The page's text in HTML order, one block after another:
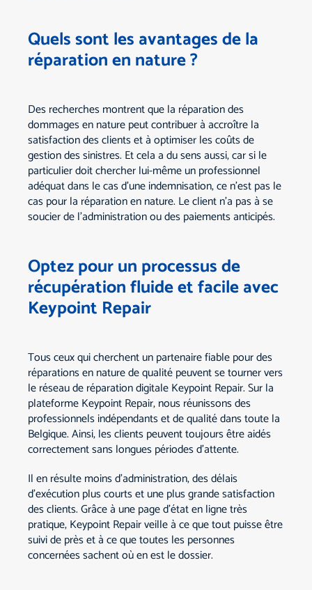
Quels sont les avantages de la
réparation en nature ?
Des recherches montrent que la réparation des
dommages en nature peut contribuer à accroître la
satisfaction des clients et à optimiser les coûts de
gestion des sinistres. Et cela a du sens aussi, car si le
particulier doit chercher lui-même un professionnel
adéquat dans le cas d'une indemnisation, ce n'est pas le
cas pour la réparation en nature. Le client n'a pas à se
soucier de l'administration ou des paiements anticipés.
Optez pour un processus de
récupération fluide et facile avec
Keypoint Repair
Tous ceux qui cherchent un partenaire fiable pour des
réparations en nature de qualité peuvent se tourner vers
le réseau de réparation digitale Keypoint Repair. Sur la
plateforme Keypoint Repair, nous réunissons des
professionnels indépendants et de qualité dans toute la
Belgique. Ainsi, les clients peuvent toujours être aidés
correctement sans longues périodes d'attente.
Il en résulte moins d'administration, des délais
d'exécution plus courts et une plus grande satisfaction
des clients. Grâce à une page d'état en ligne très
pratique, Keypoint Repair veille à ce que tout puisse être
suivi de près et à ce que toutes les personnes
concernées sachent où en est le dossier.